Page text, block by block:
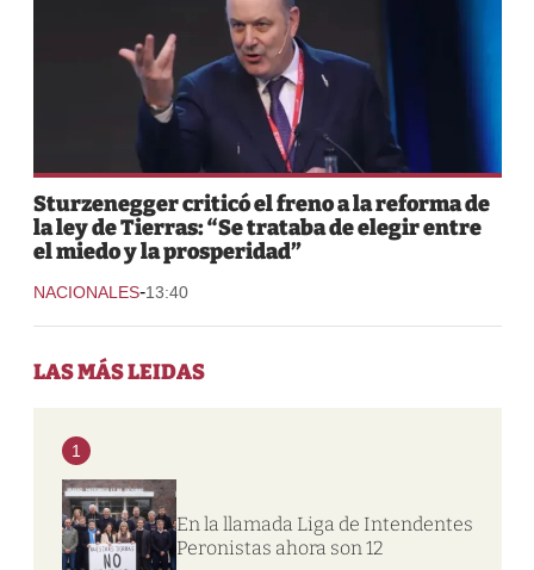
Sturzenegger criticó el freno a la reforma de
la ley de Tierras: “Se trataba de elegir entre
el miedo y la prosperidad”
NACIONALES-13:40
LAS MÁS LEIDAS
1
En la llamada Liga de Intendentes
Peronistas ahora son 12